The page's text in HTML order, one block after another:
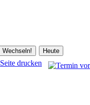
Seite drucken